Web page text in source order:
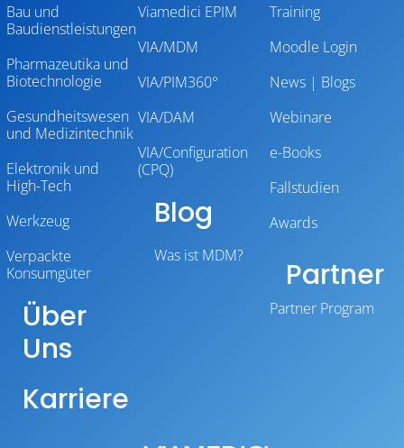
Bau und
Baudienstleistungen
Pharmazeutika und
Biotechnologie
Gesundheitswesen
und Medizintechnik
Elektronik und
High-Tech
Werkzeug
Verpackte
Konsumgüter
Über
Uns
Karriere
Viamedici EPIM
VIA/MDM
VIA/PIM360°
VIA/DAM
VIA/Configuration
(CPQ)
Blog
Was ist MDM?
Training
Moodle Login
News | Blogs
Webinare
e-Books
Fallstudien
Awards
Partner
Partner Program